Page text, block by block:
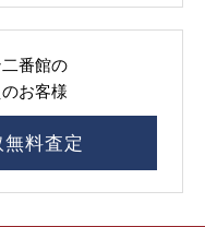
番館の
お客様
料査定